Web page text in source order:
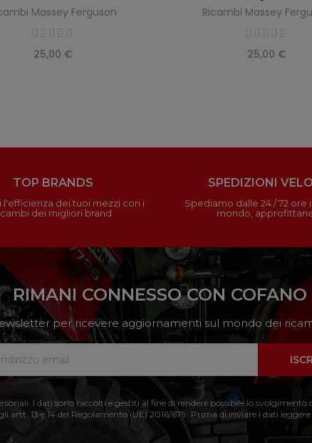
Massey Ferguson
25,00 €
Ricambi Massey
25,00 €
TOP BRANDS
l'efficienza dei tuoi mezzi con i
dei migliori brand
SPEDIZIONI
Spediamo dalle 24 / 72 ore
mondo,
RIMANI CONNESSO CON COFANO
per ricevere aggiornamenti sul mondo dei
I dati sono raccolti e gestiti al fine di rendere possibile lo
artt. 13 e 14 del Regolamento (UE) 2016/679. Prima di inviare i dati